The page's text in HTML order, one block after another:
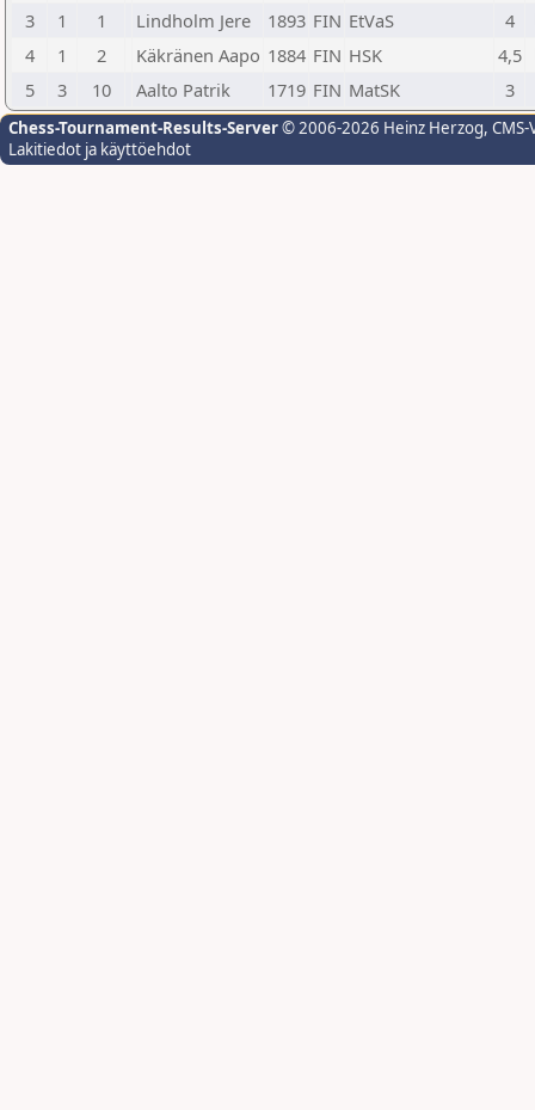
3
1 1 Lindholm Jere 1893 FIN EtVaS
4
4
1 2 Käkränen Aapo 1884 FIN HSK
4,5
5
3 10 Aalto Patrik 1719 FIN MatSK 3
Chess-Tournament-Results-Server© 2006-2026 Heinz Herzog,
Lakitiedot ja käyttöehdot